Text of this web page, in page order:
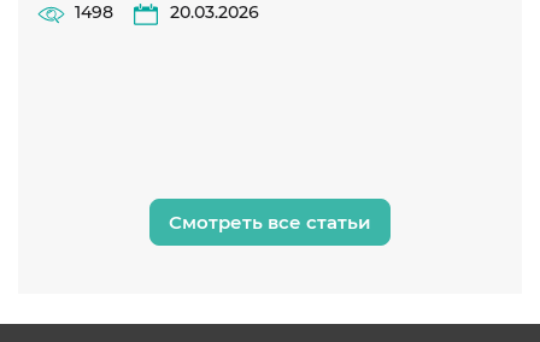
1498 20.03.2026
Смотреть все статьи